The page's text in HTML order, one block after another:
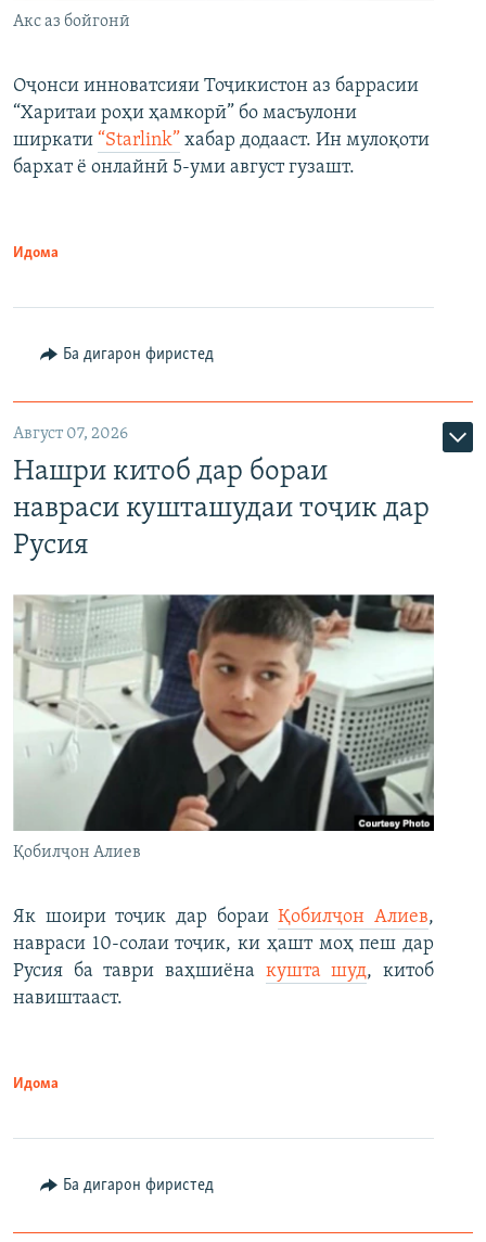
Акс аз бойгонӣ
Оҷонси инноватсияи Тоҷикистон аз баррасии
“Харитаи роҳи ҳамкорӣ” бо масъулони
ширкати “Starlink” хабар додааст. Ин мулоқоти
бархат ё онлайнӣ 5-уми август гузашт.
Идома
Ба дигарон фиристед
Август 07, 2026
Нашри китоб дар бораи
навраси кушташудаи тоҷик дар
Русия
Қобилҷон Алиев
Як шоири тоҷик дар бораиҚобилҷон Алиев,
навраси 10-солаи тоҷик, ки ҳашт моҳ пеш дар
Русия ба таври ваҳшиёна кушта шуд, китоб
навиштааст.
Идома
Ба дигарон фиристед